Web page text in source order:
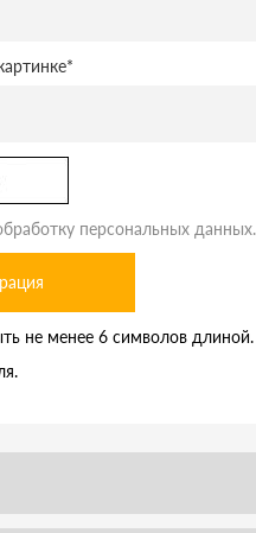
*
персональных данных.
не менее 6 символов длиной.